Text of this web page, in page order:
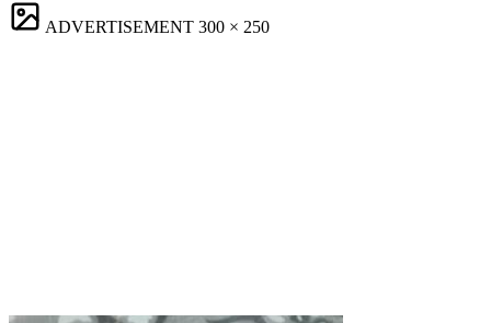
ADVERTISEMENT 300 × 250